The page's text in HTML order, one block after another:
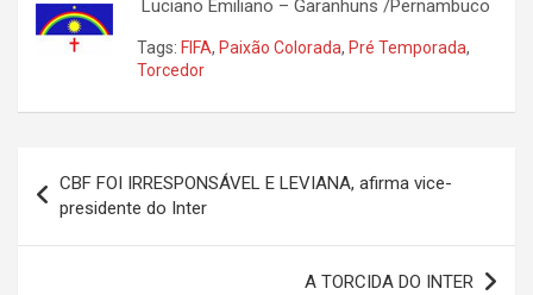
Luciano Emiliano – Garanhuns /Pernambuco
Tags: FIFA, Paixão Colorada, Pré Temporada,
Torcedor
de
Post
CBF FOI IRRESPONSÁVEL E LEVIANA, afirma vice-
presidente do Inter
A TORCIDA DO INTER